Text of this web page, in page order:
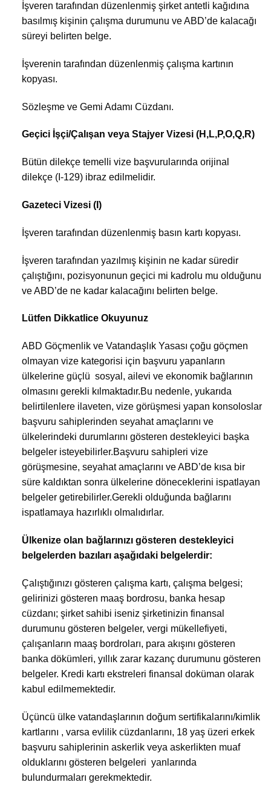
İşveren tarafından düzenlenmiş şirket antetli kağıdına
basılmış kişinin çalışma durumunu ve ABD’de kalacağı
süreyi belirten belge.
İşverenin tarafından düzenlenmiş çalışma kartının
kopyası.
Sözleşme ve Gemi Adamı Cüzdanı.
Geçici İşçi/Çalışan veya Stajyer Vizesi (H,L,P,O,Q,R)
Bütün dilekçe temelli vize başvurularında orijinal
dilekçe (I-129) ibraz edilmelidir.
Gazeteci Vizesi (I)
İşveren tarafından düzenlenmiş basın kartı kopyası.
İşveren tarafından yazılmış kişinin ne kadar süredir
çalıştığını, pozisyonunun geçici mi kadrolu mu olduğunu
ve ABD’de ne kadar kalacağını belirten belge.
Lütfen Dikkatlice Okuyunuz
ABD Göçmenlik ve Vatandaşlık Yasası çoğu göçmen
olmayan vize kategorisi için başvuru yapanların
ülkelerine güçlü sosyal, ailevi ve ekonomik bağlarının
olmasını gerekli kılmaktadır.Bu nedenle, yukarıda
belirtilenlere ilaveten, vize görüşmesi yapan konsoloslar
başvuru sahiplerinden seyahat amaçlarını ve
ülkelerindeki durumlarını gösteren destekleyici başka
belgeler isteyebilirler.Başvuru sahipleri vize
görüşmesine, seyahat amaçlarını ve ABD’de kısa bir
süre kaldıktan sonra ülkelerine döneceklerini ispatlayan
belgeler getirebilirler.Gerekli olduğunda bağlarını
ispatlamaya hazırlıklı olmalıdırlar.
Ülkenize olan bağlarınızı gösteren destekleyici
belgelerden bazıları aşağıdaki belgelerdir:
Çalıştığınızı gösteren çalışma kartı, çalışma belgesi;
gelirinizi gösteren maaş bordrosu, banka hesap
cüzdanı; şirket sahibi iseniz şirketinizin finansal
durumunu gösteren belgeler, vergi mükellefiyeti,
çalışanların maaş bordroları, para akışını gösteren
banka dökümleri, yıllık zarar kazanç durumunu gösteren
belgeler. Kredi kartı ekstreleri finansal doküman olarak
kabul edilmemektedir.
Üçüncü ülke vatandaşlarının doğum sertifikalarını/kimlik
kartlarını , varsa evlilik cüzdanlarını, 18 yaş üzeri erkek
başvuru sahiplerinin askerlik veya askerlikten muaf
olduklarını gösteren belgeleri yanlarında
bulundurmaları gerekmektedir.